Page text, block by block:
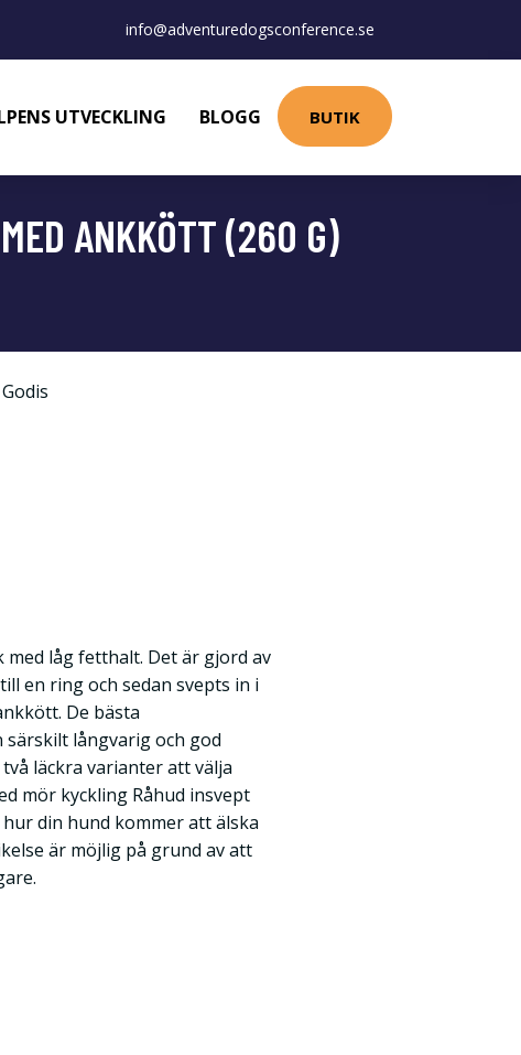
info@adventuredogsconference.se
UTVECKLING BLOGG BUTIK
ANKKÖTT (260 G)
Godis
med låg fetthalt. Det är gjord av
en ring och sedan svepts in i
De bästa
långvarig och god
läckra varianter att välja
mör kyckling Råhud insvept
din hund kommer att älska
är möjlig på grund av att